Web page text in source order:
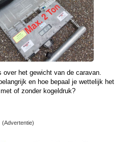
het gewicht van de caravan.
en hoe bepaal je wettelijk het
of zonder kogeldruk?
(Advertentie)